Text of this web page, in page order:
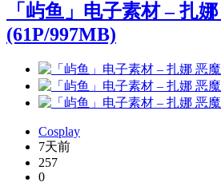
「屿鱼」电子素材 – 扎
(61P/997MB)
Cosplay
7天前
257
0